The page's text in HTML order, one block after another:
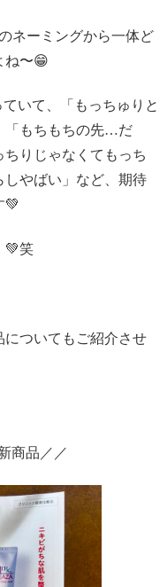
ネーミングから一体ど
ね〜😁
いて、「もっちゅりと
「もちもちの先…だ
りじゃなくてもっち
しやばい」など、期待
💚
💚笑
についてもご紹介させ
商品／／